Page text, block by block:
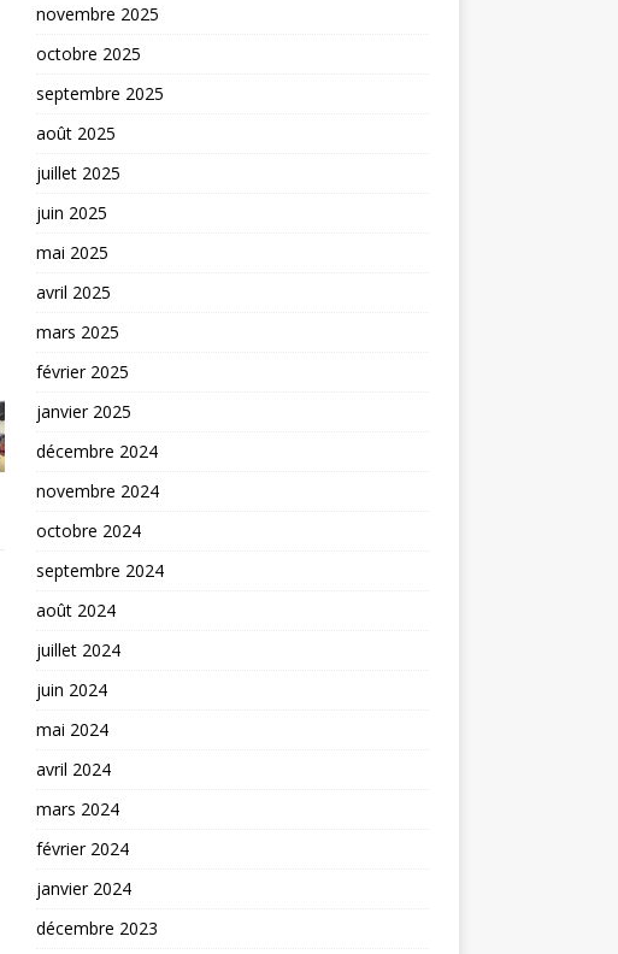
novembre 2025
octobre 2025
septembre 2025
août 2025
juillet 2025
juin 2025
mai 2025
avril 2025
mars 2025
février 2025
janvier 2025
décembre 2024
novembre 2024
octobre 2024
septembre 2024
août 2024
juillet 2024
juin 2024
mai 2024
avril 2024
mars 2024
février 2024
janvier 2024
décembre 2023